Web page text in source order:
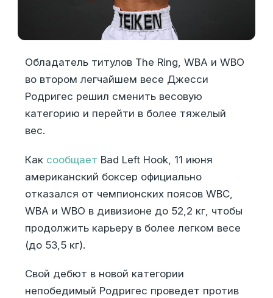
Обладатель титулов The Ring, WBA и WBO
во втором легчайшем весе Джесси
Родригес решил сменить весовую
категорию и перейти в более тяжелый
вес.
Как сообщает Bad Left Hook, 11 июня
американский боксер официально
отказался от чемпионских поясов WBC,
WBA и WBO в дивизионе до 52,2 кг, чтобы
продолжить карьеру в более легком весе
(до 53,5 кг).
Свой дебют в новой категории
непобедимый Родригес проведет против